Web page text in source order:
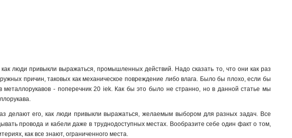
люди привыкли выражаться, промышленных действий. Надо сказать то, что они как раз
причин, таковых как механическое повреждение либо влага. Было бы плохо, если бы
- поперечник 20 iek. Как бы это было не странно, но в данной статье мы
делают его, как люди привыкли выражаться, желаемым выбором для разных задач. Все
провода и кабели даже в труднодоступных местах. Вообразите себе один факт о том,
как все знают, ограниченного места.